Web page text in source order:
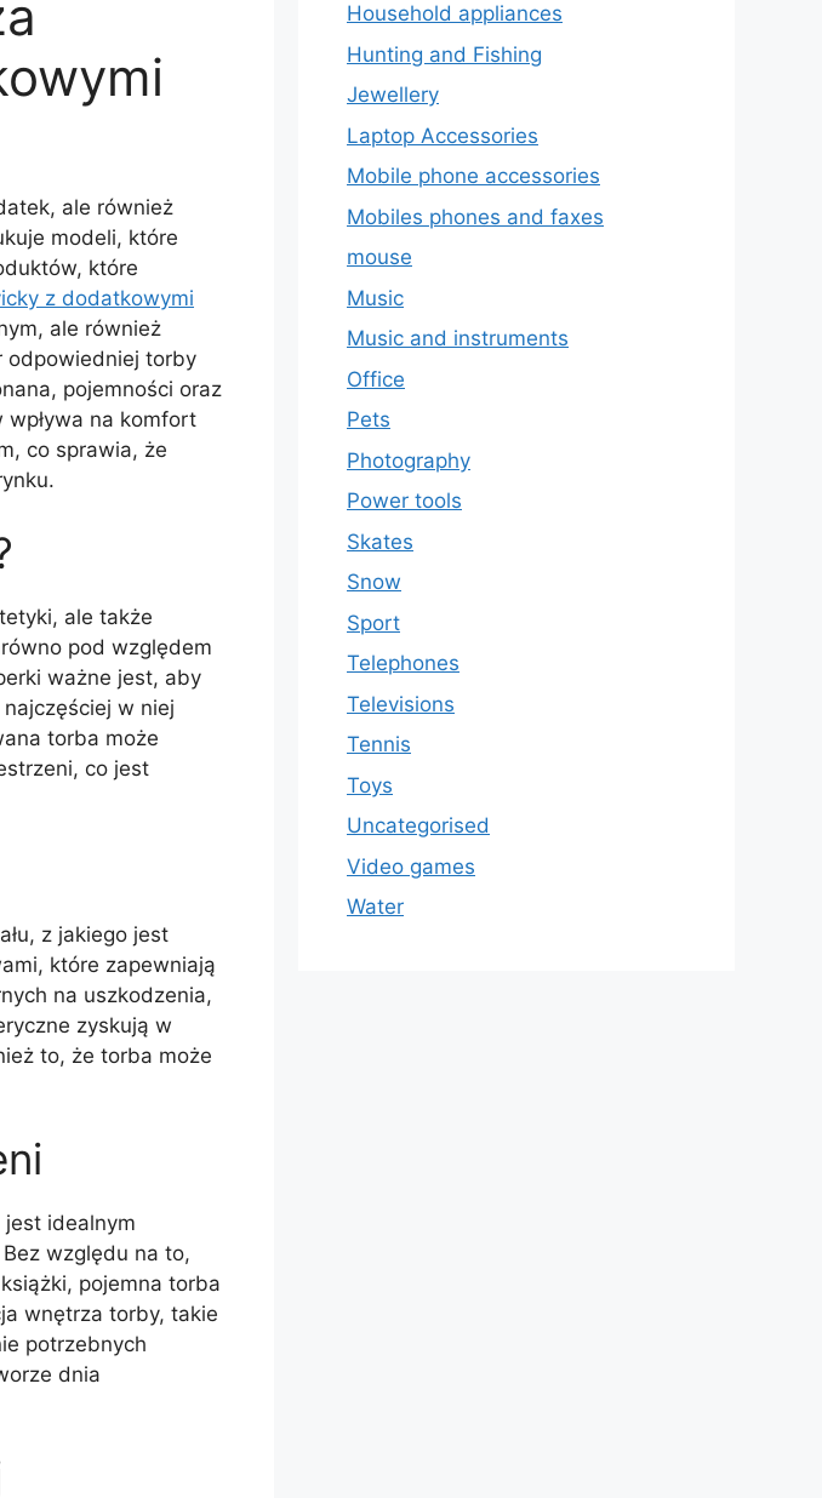
ale również
modeli, które
które
z dodatkowymi
ale również
odpowiedniej torby
pojemności oraz
na komfort
co sprawia, że
ale także
pod względem
ważne jest, aby
w niej
torba może
co jest
z jakiego jest
które zapewniają
na uszkodzenia,
zyskują w
to, że torba może
jest idealnym
względu na to,
pojemna torba
wnętrza torby, takie
potrzebnych
dnia
Household appliances
Hunting and Fishing
Jewellery
Laptop Accessories
Mobile phone accessories
Mobiles phones and faxes
mouse
Music
Music and instruments
Office
Pets
Photography
Power tools
Skates
Snow
Sport
Telephones
Televisions
Tennis
Toys
Uncategorised
Video games
Water